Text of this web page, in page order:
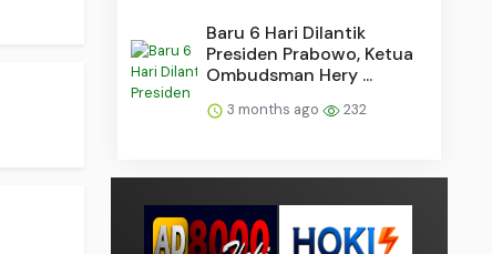
Baru 6 Hari Dilantik
Presiden Prabowo, Ketua
Ombudsman Hery ...
3 months ago 232